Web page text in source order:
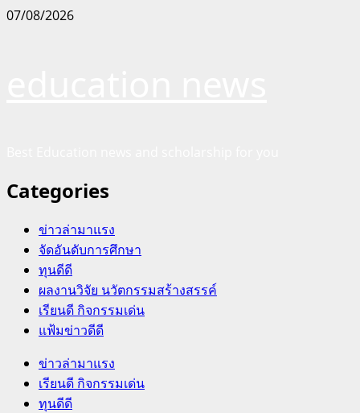
Skip
07/08/2026
Categories
ข่าวล่ามาแรง
จัดอันดับการศึกษา
ทุนดีดี
ผลงานวิจัย นวัตกรรมสร้างสรรค์
เรียนดี กิจกรรมเด่น
แฟ้มข่าวดีดี
Primary
Menu
ข่าวล่ามาแรง
เรียนดี กิจกรรมเด่น
ทุนดีดี